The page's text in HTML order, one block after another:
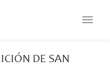
Toggle
DE SAN